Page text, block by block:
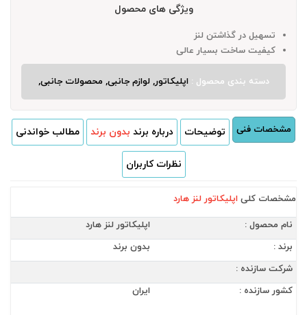
ویژگی های محصول
تسهیل در گذاشتن لنز
کیفیت ساخت بسیار عالی
دسته بندی محصول :اپلیکاتور, لوازم جانبی, محصولات جانبی,
مشخصات فنی توضیحات درباره برند بدون برند مطالب خواندنی
نظرات کاربران
مشخصات کلی اپلیکاتور لنز هارد
نام محصول :
اپلیکاتور لنز هارد
برند :
بدون برند
شرکت سازنده :
کشور سازنده :
ایران